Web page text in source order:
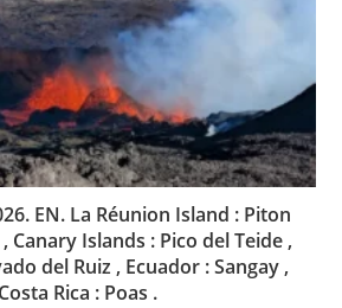
EN. La Réunion Island : Piton
Canary Islands : Pico del Teide ,
del Ruiz , Ecuador : Sangay ,
Costa Rica : Poas .